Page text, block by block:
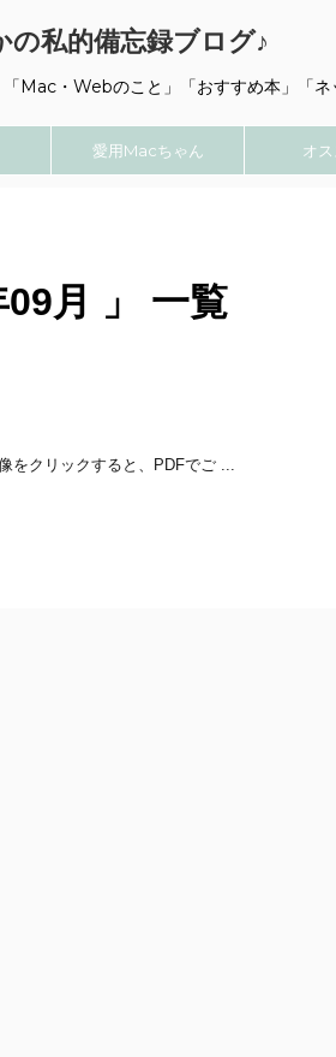
の私的備忘録ブログ♪
Mac・Webのこと」「おすすめ本」「ネ
愛用Macちゃん オ
09月 」 一覧
クリックすると、PDFでご ...